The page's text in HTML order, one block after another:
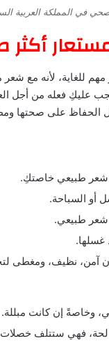
في المملكة العربية
مستعار
للغاية، لأنه مع شعر
عليكِ فعله من أجل
الحفاظ على صحتها
شعر طبيعي خاصتكِ.
أو السباحة.
شعر طبيعي.
غسلها.
نظيف، ومغطى
وخاصةً إن كانت مبللة.
فهي ستتلف